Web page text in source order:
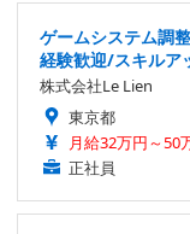
ゲームシステム調
経験歓迎/スキルア
株式会社Le Lien
東京都
月給32万円～50
正社員